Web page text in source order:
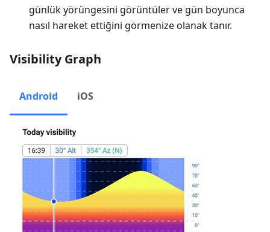
günlük yörüngesini görüntüler ve gün boyunca
nasıl hareket ettiğini görmenize olanak tanır.
Visibility Graph
Android iOS